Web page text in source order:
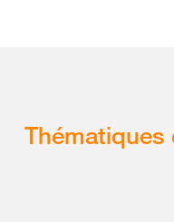
Thématiques